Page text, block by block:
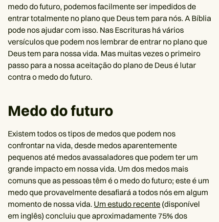
medo do futuro, podemos facilmente ser impedidos de
entrar totalmente no plano que Deus tem para nós. A Bíblia
pode nos ajudar com isso. Nas Escrituras há vários
versículos que podem nos lembrar de entrar no plano que
Deus tem para nossa vida. Mas muitas vezes o primeiro
passo para a nossa aceitação do plano de Deus é lutar
contra o medo do futuro.
Medo do futuro
Existem todos os tipos de medos que podem nos
confrontar na vida, desde medos aparentemente
pequenos até medos avassaladores que podem ter um
grande impacto em nossa vida. Um dos medos mais
comuns que as pessoas têm é o medo do futuro; este é um
medo que provavelmente desafiará a todos nós em algum
momento de nossa vida. Um estudo recente (disponível
em inglês) concluiu que aproximadamente 75% dos